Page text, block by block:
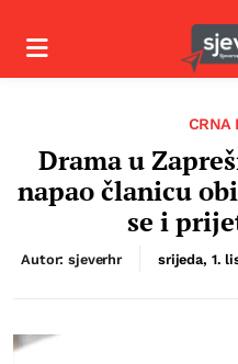
Izbornik
CRNA
Drama u
napao članicu
se i
Autor: sjeverhr srijeda, 1.